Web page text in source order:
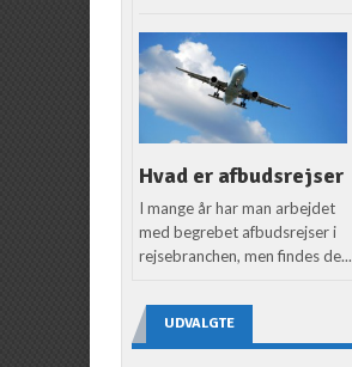
Hvad er afbudsrejser
I mange år har man arbejdet
med begrebet afbudsrejser i
rejsebranchen, men findes de...
UDVALGTE